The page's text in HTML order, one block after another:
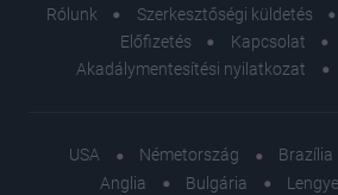
Rólunk
Szerkesztőségi küldetés
Előfizetés
Kapcsolat
Akadálymentesítési nyilatkozat
USA Németország Brazília
Anglia
Bulgária